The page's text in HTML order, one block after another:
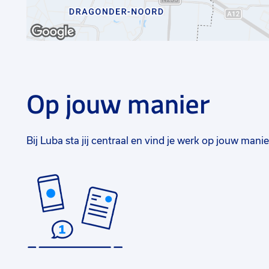
Op jouw manier
Bij Luba sta jij centraal en vind je werk op jouw